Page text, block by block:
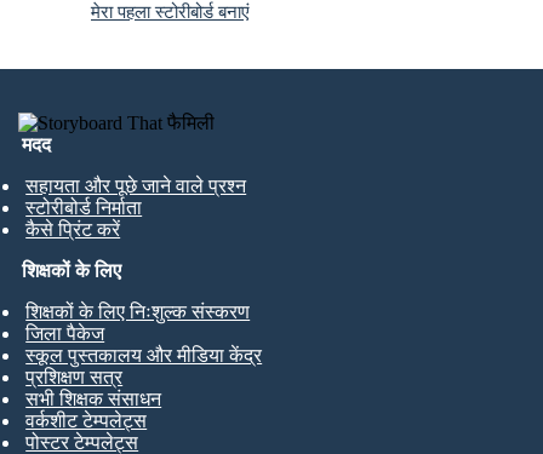
मेरा पहला स्टोरीबोर्ड बनाएं
मदद
सहायता और पूछे जाने वाले प्रश्न
स्टोरीबोर्ड निर्माता
कैसे प्रिंट करें
शिक्षकों के लिए
शिक्षकों के लिए निःशुल्क संस्करण
जिला पैकेज
स्कूल पुस्तकालय और मीडिया केंद्र
प्रशिक्षण सत्र
सभी शिक्षक संसाधन
वर्कशीट टेम्पलेट्स
पोस्टर टेम्पलेट्स